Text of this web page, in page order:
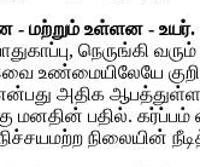
- மற்றும் உள்ளன - உயர்.
நெருங்கி
உண்மையிலேயே
அதிக ஆபத்துள்ள
மனதின் பதில்.
நிலையின்